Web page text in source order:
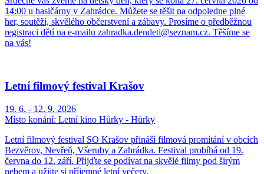
14:00 u hasičárny v Zahrádce. Můžete se těšit na odpoledne plné
her, soutěží, skvělého občerstvení a zábavy. Prosíme o předběžnou
registraci dětí na e-mailu zahradka.dendeti@seznam.cz. Těšíme se
na vás!
Letní filmový festival Krašov
19. 6. - 12. 9. 2026
Místo konání: Letní kino Hůrky - Hůrky
Letní filmový festival SO Krašov přináší filmová promítání v obcích
Bezvěrov, Nevřeň, Všeruby a Zahrádka. Festival probíhá od 19.
června do 12. září. Přijďte se podívat na skvělé filmy pod širým
nebem a užijte si příjemné letní večery.